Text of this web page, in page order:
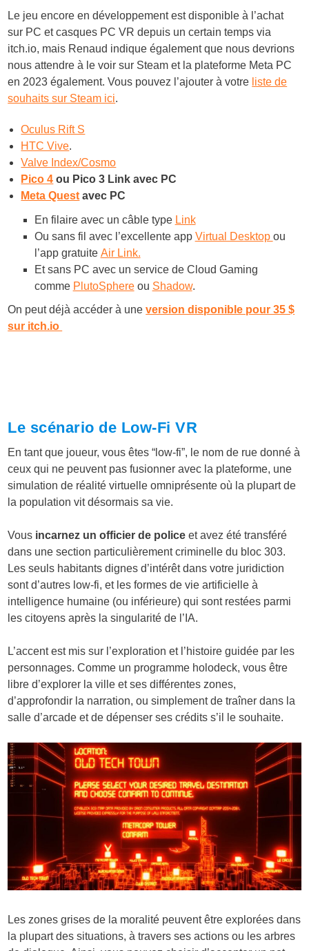
Le jeu encore en développement est disponible à l’achat
sur PC et casques PC VR depuis un certain temps via
itch.io, mais Renaud indique également que nous devrions
nous attendre à le voir sur Steam et la plateforme Meta PC
en 2023 également. Vous pouvez l’ajouter à votre liste de
souhaits sur Steam ici.
Oculus Rift S
HTC Vive.
Valve Index/Cosmo
Pico 4 ou Pico 3 Link avec PC
Meta Quest avec PC
En filaire avec un câble type Link
Ou sans fil avec l’excellente app Virtual Desktop ou
l’app gratuite Air Link.
Et sans PC avec un service de Cloud Gaming
comme PlutoSphereou Shadow.
On peut déjà accéder à uneversion disponible pour 35 $
sur itch.io
Le scénario de Low-Fi VR
En tant que joueur, vous êtes “low-fi”, le nom de rue donné à
ceux qui ne peuvent pas fusionner avec la plateforme, une
simulation de réalité virtuelle omniprésente où la plupart de
la population vit désormais sa vie.
Vous incarnez un officier de police et avez été transféré
dans une section particulièrement criminelle du bloc 303.
Les seuls habitants dignes d’intérêt dans votre juridiction
sont d’autres low-fi, et les formes de vie artificielle à
intelligence humaine (ou inférieure) qui sont restées parmi
les citoyens après la singularité de l’IA.
L’accent est mis sur l’exploration et l’histoire guidée par les
personnages. Comme un programme holodeck, vous être
libre d’explorer la ville et ses différentes zones,
d’approfondir la narration, ou simplement de traîner dans la
salle d’arcade et de dépenser ses crédits s’il le souhaite.
Les zones grises de la moralité peuvent être explorées dans
la plupart des situations, à travers ses actions ou les arbres